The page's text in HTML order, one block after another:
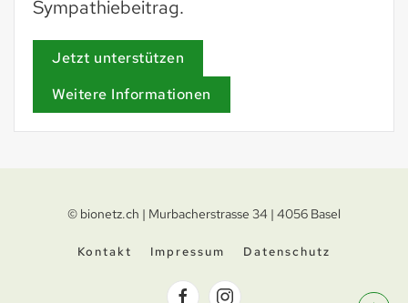
Sympathiebeitrag.
Jetzt unterstützen
Weitere Informationen
© bionetz.ch | Murbacherstrasse 34 | 4056 Basel
Kontakt Impressum Datenschutz